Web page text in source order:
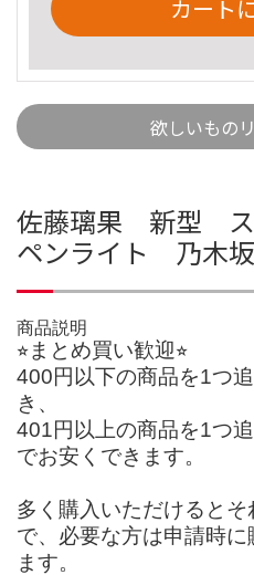
カート
欲しいもの
佐藤璃果 新型 ス
ペンライト 乃木
商品説明
⭐︎まとめ買い歓迎⭐︎
400円以下の商品を1つ
き、
401円以上の商品を1つ
でお安くできます。
多く購入いただけると
で、必要な方は申請時
ます。